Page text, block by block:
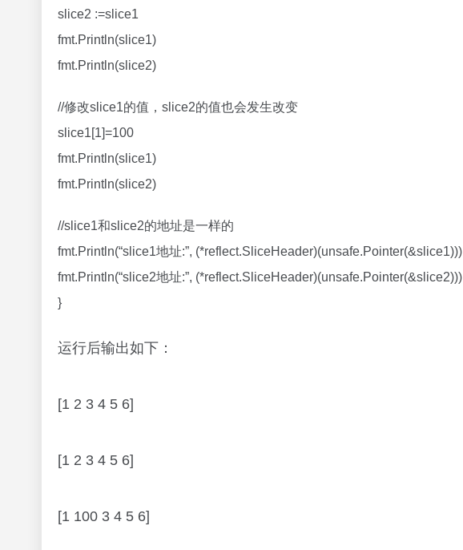
slice2 :=slice1
fmt.Println(slice1)
fmt.Println(slice2)
//修改slice1的值，slice2的值也会发生改变
slice1[1]=100
fmt.Println(slice1)
fmt.Println(slice2)
//slice1和slice2的地址是一样的
fmt.Println(“slice1地址:”, (*reflect.SliceHeader)(unsafe.Pointer(&slice1)))
fmt.Println(“slice2地址:”, (*reflect.SliceHeader)(unsafe.Pointer(&slice2)))
}
运行后输出如下：
[1 2 3 4 5 6]
[1 2 3 4 5 6]
[1 100 3 4 5 6]